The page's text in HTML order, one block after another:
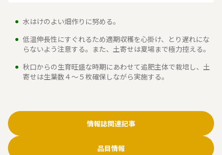
水はけのよい畑作りに努める。
低温伸長性にすぐれるため適期収穫を心掛け、とり遅れにな
らないよう注意する。また、土寄せは夏場まで極力控える。
秋口からの生育旺盛な時期にあわせて追肥主体で栽培し、土
寄せは生葉数４～５枚確保しながら実施する。
情報誌関連記事
品目情報